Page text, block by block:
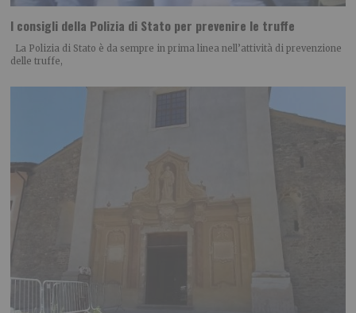
I consigli della Polizia di Stato per prevenire le truffe
La Polizia di Stato è da sempre in prima linea nell’attività di prevenzione
delle truffe,